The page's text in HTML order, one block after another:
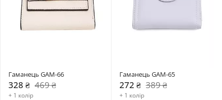
Гаманець GAM-66
328 ₴ 469 ₴
+ 1 колір
Гаманець GAM-65
272 ₴ 389 ₴
+ 1 колір